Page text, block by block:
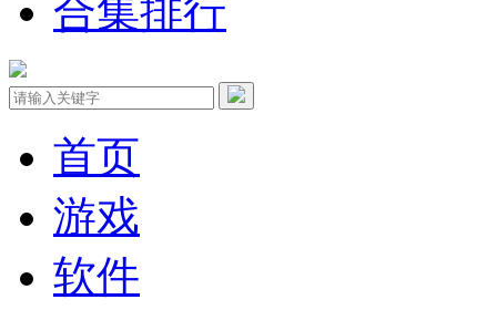
合集排行
首页
游戏
软件